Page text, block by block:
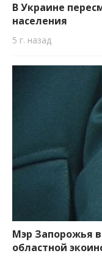
В Украине
населения
5 г. назад
Мэр Запорожья
областной